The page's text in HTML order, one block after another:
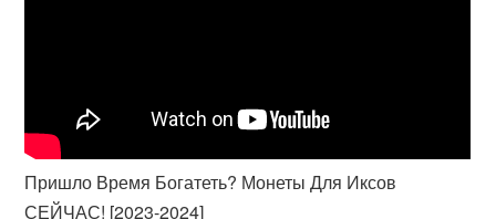
Пришло Время Богатеть? Монеты Для Иксов
СЕЙЧАС! [2023-2024]